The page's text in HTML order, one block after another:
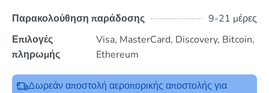
Παρακολούθηση παράδοσης
9-21 μέρες
Επιλογές
πληρωμής
Visa, MasterCard, Discovery, Bitcoin,
Ethereum
Δωρεάν αποστολή αεροπορικής αποστολής για